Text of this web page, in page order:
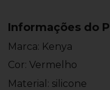
Informações do
Marca:
Cor:
Material: